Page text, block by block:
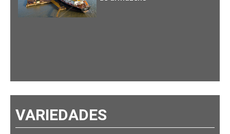
VARIEDADES